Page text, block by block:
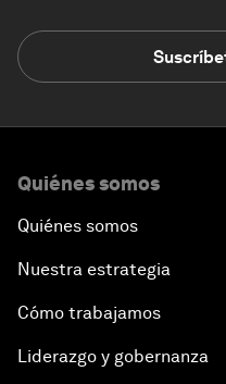
Quiénes somos
Quiénes somos
Nuestra estrategia
Cómo trabajamos
Liderazgo y gobernanza